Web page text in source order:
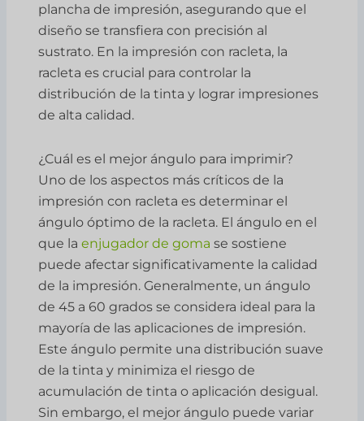
plancha de impresión, asegurando que el
diseño se transfiera con precisión al
sustrato. En la impresión con racleta, la
racleta es crucial para controlar la
distribución de la tinta y lograr impresiones
de alta calidad.
¿Cuál es el mejor ángulo para imprimir?
Uno de los aspectos más críticos de la
impresión con racleta es determinar el
ángulo óptimo de la racleta. El ángulo en el
que la enjugador de goma se sostiene
puede afectar significativamente la calidad
de la impresión. Generalmente, un ángulo
de 45 a 60 grados se considera ideal para la
mayoría de las aplicaciones de impresión.
Este ángulo permite una distribución suave
de la tinta y minimiza el riesgo de
acumulación de tinta o aplicación desigual.
Sin embargo, el mejor ángulo puede variar